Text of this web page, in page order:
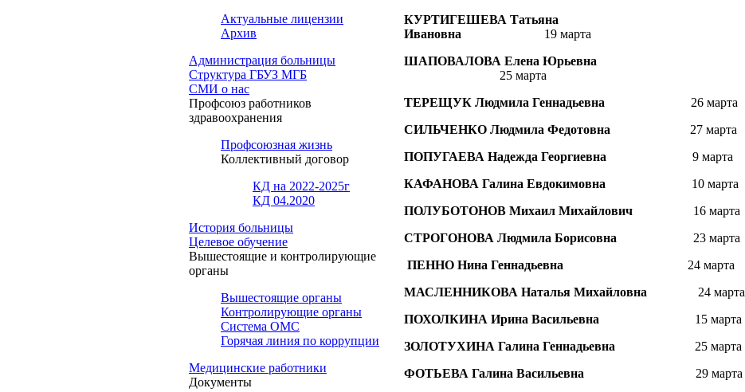
Актуальные лицензии
Архив
Администрация больницы
Структура ГБУЗ МГБ
СМИ о нас
Профсоюз работников
здравоохранения
Профсоюзная жизнь
Коллективный договор
КД на 2022-2025г
КД 04.2020
История больницы
Целевое обучение
Вышестоящие и контролирующие
органы
Вышестоящие органы
Контролирующие органы
Система ОМС
Горячая линия по коррупции
Медицинские работники
Документы
КУРТИГЕШЕВА Татьяна
Ивановна 19 марта
ШАПОВАЛОВА Елена Юрьевна
25 марта
ТЕРЕЩУК Людмила Геннадьевна 26 марта
СИЛЬЧЕНКО Людмила Федотовна
27 марта
ПОПУГАЕВА Надежда Георгиевна 9 марта
КАФАНОВА Галина Евдокимовна
10 марта
ПОЛУБОТОНОВ Михаил Михайлович
16 марта
СТРОГОНОВА Людмила Борисовна
23 марта
ПЕННО Нина Геннадьевна 24 марта
МАСЛЕННИКОВА Наталья Михайловна
24 марта
ПОХОЛКИНА Ирина Васильевна
15 марта
ЗОЛОТУХИНА Галина Геннадьевна
25 марта
ФОТЬЕВА Галина Васильевна
29 марта